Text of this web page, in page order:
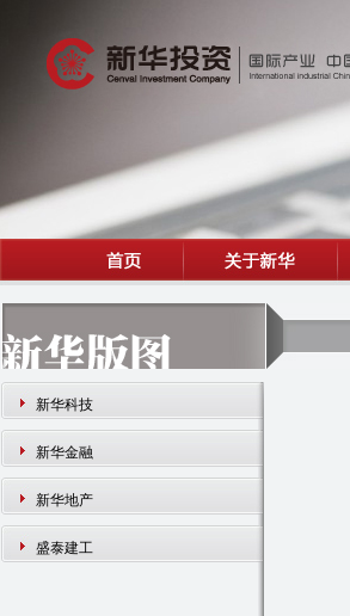
新华科技
新华金融
新华地产
盛泰建工